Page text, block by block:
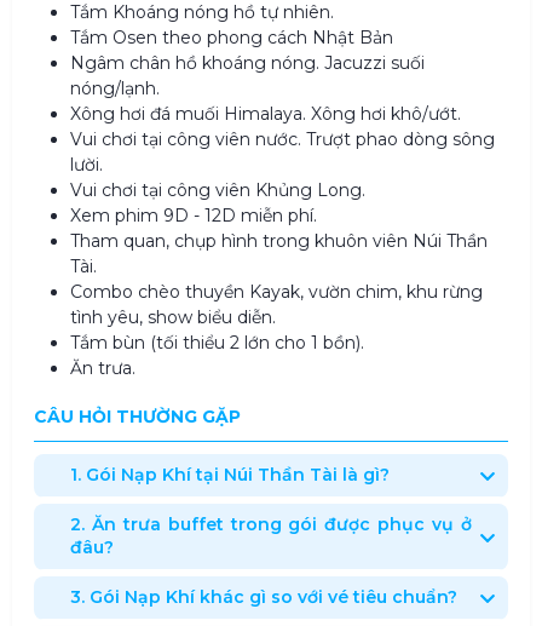
Tắm Khoáng nóng hồ tự nhiên.
Tắm Osen theo phong cách Nhật Bản
Ngâm chân hồ khoáng nóng. Jacuzzi suối
nóng/lạnh.
Xông hơi đá muối Himalaya. Xông hơi khô/ướt.
Vui chơi tại công viên nước. Trượt phao dòng sông
lười.
Vui chơi tại công viên Khủng Long.
Xem phim 9D - 12D miễn phí.
Tham quan, chụp hình trong khuôn viên Núi Thần
Tài.
Combo chèo thuyền Kayak, vườn chim, khu rừng
tình yêu, show biểu diễn.
Tắm bùn (tối thiểu 2 lớn cho 1 bồn).
Ăn trưa.
CÂU HỎI THƯỜNG GẶP
1. Gói Nạp Khí tại Núi Thần Tài là gì?
2. Ăn trưa buffet trong gói được phục vụ ở
đâu?
3. Gói Nạp Khí khác gì so với vé tiêu chuẩn?